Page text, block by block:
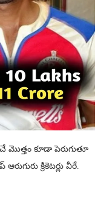
మొత్తం కూడా పెరుగుతూ
క్రికెటర్లు వీరే.